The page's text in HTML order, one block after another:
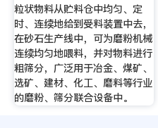
粒状物料从贮料仓中均匀、定
时、连续地给到受料装置中去，
在砂石生产线中，可为磨粉机械
连续均匀地喂料，并对物料进行
粗筛分，广泛用于冶金、煤矿、
选矿、建材、化工、磨料等行业
的磨粉、筛分联合设备中。